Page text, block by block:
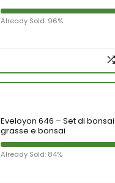
Already Sold: 96%
Eveloyon 646 – Set di
grasse e bonsai
Already Sold: 84%